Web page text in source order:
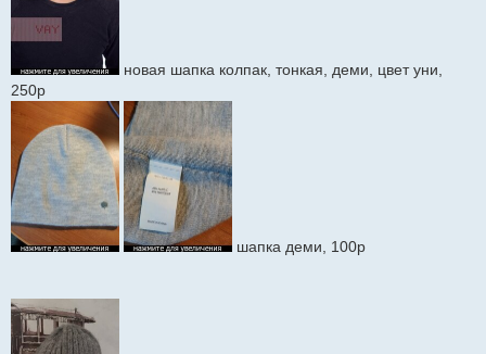
новая шапка колпак, тонкая, деми, цвет уни,
250р
шапка деми, 100р